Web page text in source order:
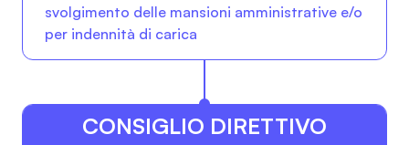
svolgimento delle mansioni amministrative e/o
per indennità di carica
CONSIGLIO DIRETTIVO